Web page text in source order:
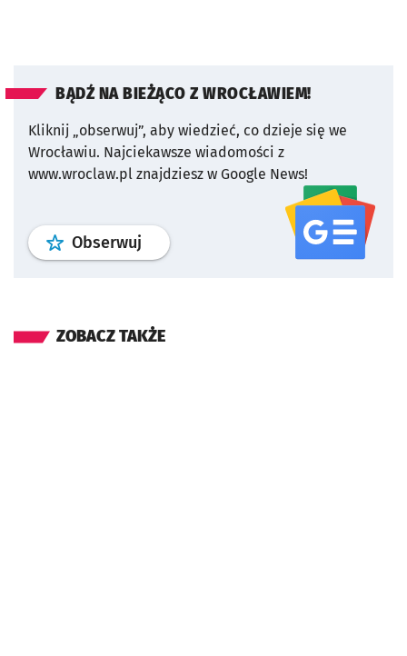
BĄDŹ NA BIEŻĄCO Z WROCŁAWIEM!
Kliknij „obserwuj”, aby wiedzieć, co dzieje się we
Wrocławiu. Najciekawsze wiadomości z
www.wroclaw.pl znajdziesz w Google News!
Obserwuj profil serwisu
ZOBACZ TAKŻE